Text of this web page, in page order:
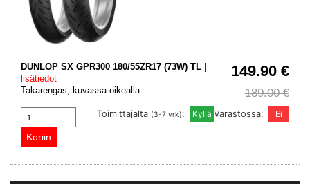
149.90 €
189.00 €
DUNLOP SX GPR300 180/55ZR17 (73W) TL
lisätiedot
Takarengas, kuvassa oikealla.
Varastossa:
Toimittajalta (3-7 vrk):